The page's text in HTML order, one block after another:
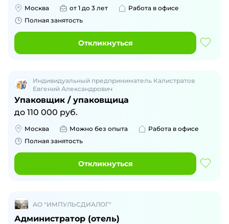
Москва от 1 до 3 лет
Работа в офисе
Полная занятость
Откликнуться
Индивидуальный предприниматель Калистратов
Евгений Александрович
Упаковщик / упаковщица
до 110 000 руб.
Москва Можно без опыта
Работа в офисе
Полная занятость
Откликнуться
АО "ИМПУЛЬСДИАЛОГ"
Администратор (отель)